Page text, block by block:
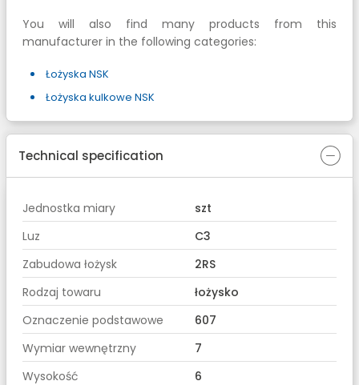
You will also find many products from this
manufacturer in the following categories:
Łożyska NSK
Łożyska kulkowe NSK
Technical specification
Jednostka miary
szt
Luz
C3
Zabudowa łożysk
2RS
Rodzaj towaru
łożysko
Oznaczenie podstawowe
607
Wymiar wewnętrzny
7
Wysokość
6